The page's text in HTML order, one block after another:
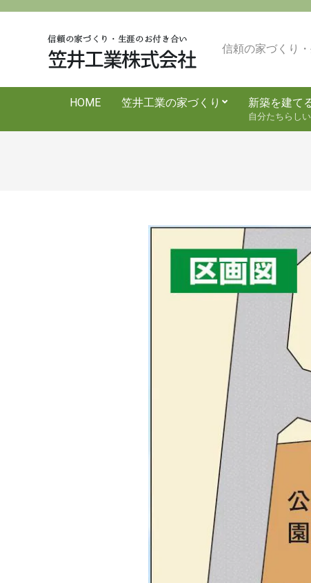
信頼の家づくり
HOME 笠井工業の家づくり 新築を建て
自分たちらし